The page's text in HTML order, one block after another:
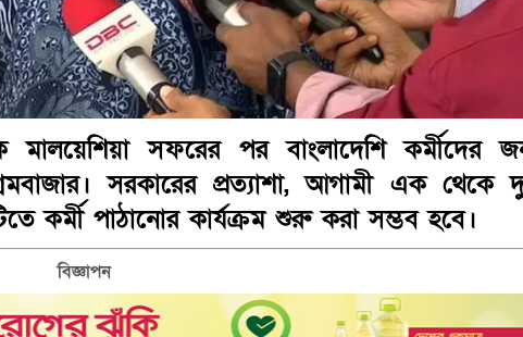
মালয়েশিয়া সফরের পর বাংলাদেশি কর্মীদের
সরকারের প্রত্যাশা, আগামী এক থেকে
কর্মী পাঠানোর কার্যক্রম শুরু করা সম্ভব হবে।
বিজ্ঞাপন